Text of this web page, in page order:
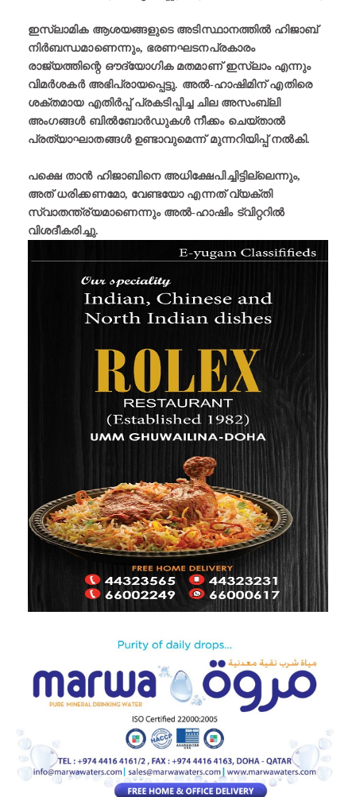
ഇസ്ലാമിക ആശയങ്ങളുടെ അടിസ്ഥാനത്തിൽ ഹിജാബ്
നിർബന്ധമാണെന്നും, ഭരണഘടനപ്രകാരം
രാജ്യത്തിന്റെ ഔദ്യോഗിക മതമാണ് ഇസ്ലാം എന്നും
വിമര്‍ശകർ അഭിപ്രായപ്പെട്ടു. അൽ-ഹാഷിമിന് എതിരെ
ശക്തമായ എതിർപ്പ് പ്രകടിപ്പിച്ച ചില അസംബ്ലി
അംഗങ്ങള്‍ ബിൽബോർഡുകൾ നീക്കം ചെയ്‌താൽ
പ്രത്യാഘാതങ്ങള്‍ ഉണ്ടാവുമെന്ന് മുന്നറിയിപ്പ് നൽകി.
പക്ഷെ താന്‍ ഹിജാബിനെ അധിക്ഷേപിച്ചിട്ടില്ലെന്നും,
അത് ധരിക്കണമോ, വേണ്ടയോ എന്നത് വ്യക്തി
സ്വാതന്ത്ര്യമാണെന്നും അൽ-ഹാഷിം ട്വിറ്ററിൽ
വിശദീകരിച്ചു.